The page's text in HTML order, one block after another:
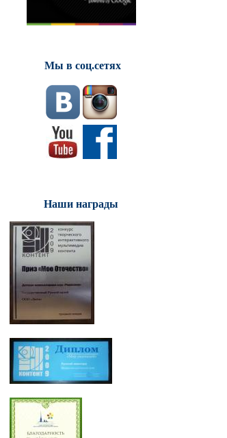
Мы в соц.сетях
Наши награды